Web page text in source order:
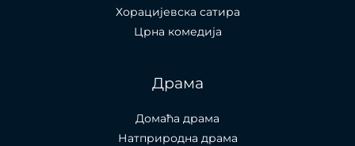
Хорацијевска сатира
Црна комедија
Драма
Домаћа драма
Натприродна драма